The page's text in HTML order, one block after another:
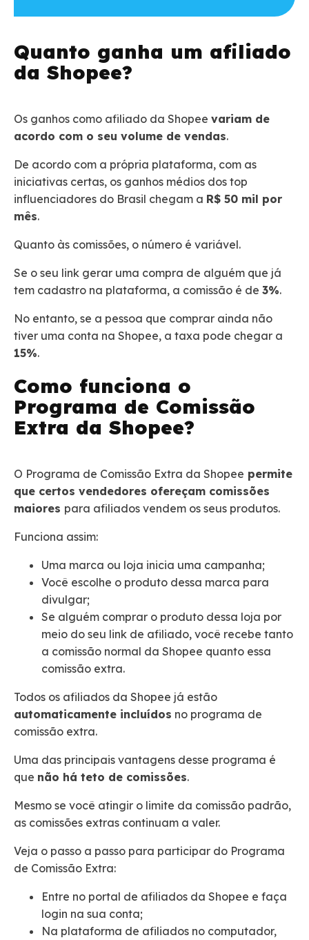
Quanto ganha um afiliado
da Shopee?
Os ganhos como afiliado da Shopee variam de
acordo com o seu volume de vendas.
De acordo com a própria plataforma, com as
iniciativas certas, os ganhos médios dos top
influenciadores do Brasil chegam a R$ 50 mil por
mês.
Quanto às comissões, o número é variável.
Se o seu link gerar uma compra de alguém que já
tem cadastro na plataforma, a comissão é de 3%.
No entanto, se a pessoa que comprar ainda não
tiver uma conta na Shopee, a taxa pode chegar a
15%.
Como funciona o
Programa de Comissão
Extra da Shopee?
O Programa de Comissão Extra da Shopee permite
que certos vendedores ofereçam comissões
maiores para afiliados vendem os seus produtos.
Funciona assim:
Uma marca ou loja inicia uma campanha;
Você escolhe o produto dessa marca para
divulgar;
Se alguém comprar o produto dessa loja por
meio do seu link de afiliado, você recebe tanto
a comissão normal da Shopee quanto essa
comissão extra.
Todos os afiliados da Shopee já estão
automaticamente incluídos no programa de
comissão extra.
Uma das principais vantagens desse programa é
que não há teto de comissões.
Mesmo se você atingir o limite da comissão padrão,
as comissões extras continuam a valer.
Veja o passo a passo para participar do Programa
de Comissão Extra:
Entre no portal de afiliados da Shopee e faça
login na sua conta;
Na plataforma de afiliados no computador,